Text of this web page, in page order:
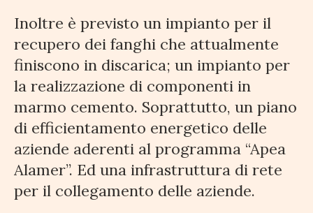
Inoltre è previsto un impianto per il
recupero dei fanghi che attualmente
finiscono in discarica; un impianto per
la realizzazione di componenti in
marmo cemento. Soprattutto, un piano
di efficientamento energetico delle
aziende aderenti al programma “Apea
Alamer”. Ed una infrastruttura di rete
per il collegamento delle aziende.